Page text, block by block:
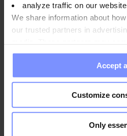
analyze traffic on our
We share information about
our trusted partners in
information you have provided
collected when you use their
Accept
Customize
Only
Parameter